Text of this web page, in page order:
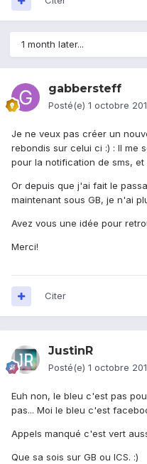
1 month later...
gabbersteff
Posté(e) 1 octobre
Je ne veux pas créer un
rebondis sur celui ci :) : Il me
pour la notification de sms,
Or depuis que j'ai fait le
maintenant sous GB, je n'ai
Avez vous une idée pour
Merci!
Citer
JustinR
Posté(e) 1 octobre
Euh non, le bleu c'est pas
pas... Moi le bleu c'est
Appels manqué c'est vert
Que sa sois sur GB ou ICS. :)